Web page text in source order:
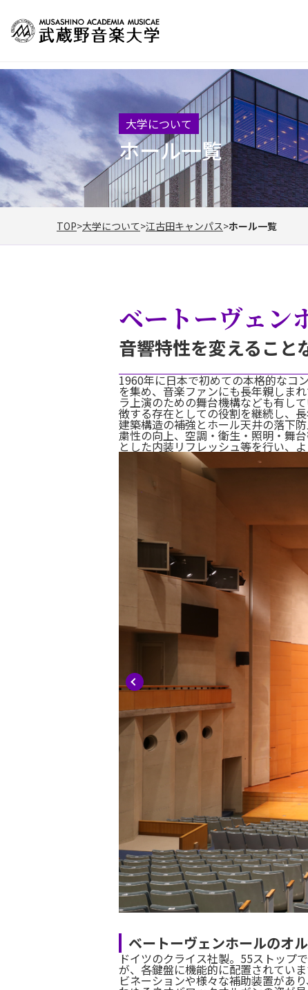
大学について
ホール一覧
TOP 大学について 江古田キャンパス ホール一覧
ベートーヴェン
音響特性を変えること
1960年に日本で初めての本格的なコ
を集め、音楽ファンにも長年親しま
ラ上演のための舞台機構なども有し
徴する存在としての役割を継続し、
建築構造の補強とホール天井の落下
粛性の向上、空調・衛生・照明・舞
とした内装リフレッシュ等を行い、
ベートーヴェンホールのオ
ドイツのクライス社製。55ストップ
が、各鍵盤に機能的に配置されてい
ビネーションや様々な補助装置があ